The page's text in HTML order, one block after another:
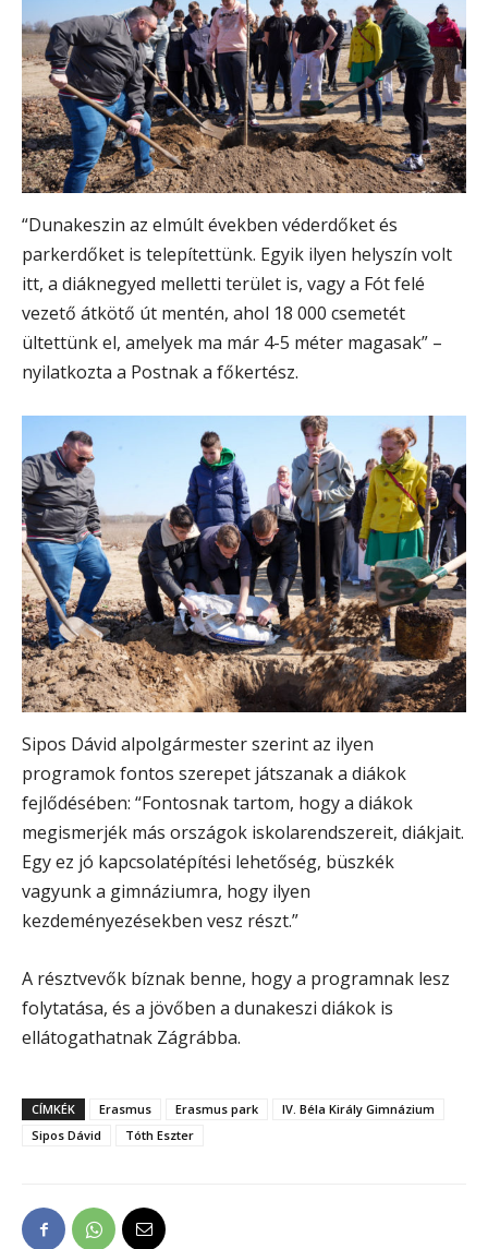
“Dunakeszin az elmúlt években véderdőket és
parkerdőket is telepítettünk. Egyik ilyen helyszín volt
itt, a diáknegyed melletti terület is, vagy a Fót felé
vezető átkötő út mentén, ahol 18 000 csemetét
ültettünk el, amelyek ma már 4-5 méter magasak” –
nyilatkozta a Postnak a főkertész.
Sipos Dávid alpolgármester szerint az ilyen
programok fontos szerepet játszanak a diákok
fejlődésében: “Fontosnak tartom, hogy a diákok
megismerjék más országok iskolarendszereit, diákjait.
Egy ez jó kapcsolatépítési lehetőség, büszkék
vagyunk a gimnáziumra, hogy ilyen
kezdeményezésekben vesz részt.”
A résztvevők bíznak benne, hogy a programnak lesz
folytatása, és a jövőben a dunakeszi diákok is
ellátogathatnak Zágrábba.
CÍMKÉK Erasmus Erasmus park
IV. Béla Király Gimnázium
Sipos Dávid
Tóth Eszter